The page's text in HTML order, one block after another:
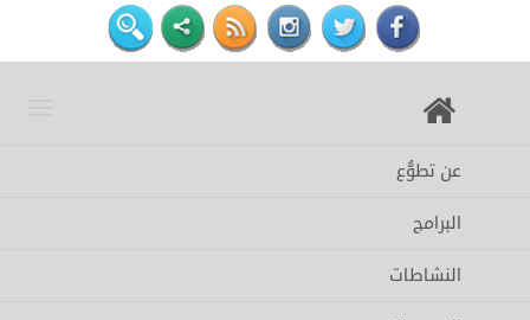
عن تطوُّع
البرامج
النشاطات